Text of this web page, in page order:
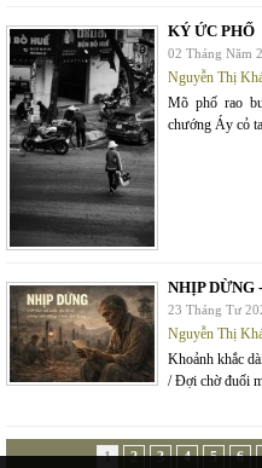
KÝ ỨC PHỐ
02 Tháng Năm
Nguyễn Thị
Mõ phố rao
chướng Áy cỏ
NHỊP DỪNG
23 Tháng Tư
Nguyễn Thị
Khoảnh khắc
/ Đợi chờ đuối
1 2 3 4 5 6